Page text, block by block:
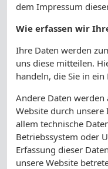
dem Impressum
Wie erfassen wir
Ihre Daten werden
uns diese mitteilen.
handeln, die Sie in
Andere Daten
Website durch unsere
allem technische
Betriebssystem oder
Erfassung dieser
unsere Website